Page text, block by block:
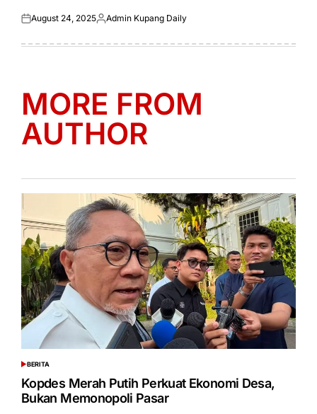
Posted
August 24, 2025Posted
Admin Kupang Daily
MORE FROM
AUTHOR
POSTED
IN
BERITA
Kopdes Merah Putih Perkuat Ekonomi Desa,
Bukan Memonopoli Pasar